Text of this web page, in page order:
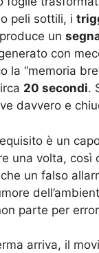
peli sottili, i
un
con
la “memoria
20 secondi.
davvero e
è un
una volta,
un falso
parte per
arriva, il